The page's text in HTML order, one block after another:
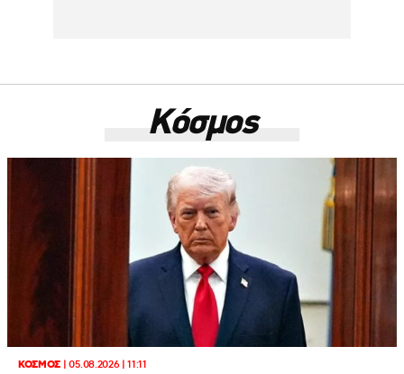
Κόσμος
ΚΟΣΜΟΣ| 05.08.2026 | 11:11